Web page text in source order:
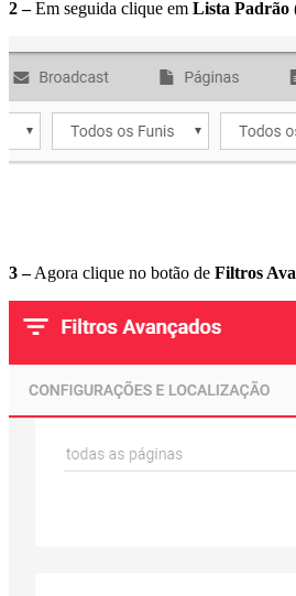
2 –Em seguida clique em Lista Padrão
3 –Agora clique no botão de Filtros